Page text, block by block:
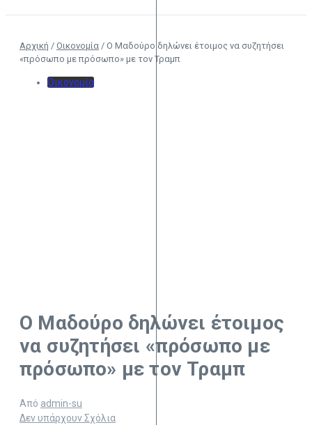
Αρχική / Οικονομία / Ο Μαδούρο δηλώνει έτοιμος να συζητήσει
«πρόσωπο με πρόσωπο» με τον Τραμπ
Οικονομία
Ο Μαδούρο δηλώνει έτοιμος
να συζητήσει «πρόσωπο με
πρόσωπο» με τον Τραμπ
Από admin-su
Δεν υπάρχουν Σχόλια